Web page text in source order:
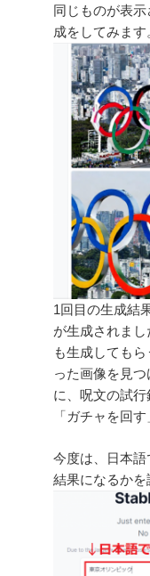
同じものが表
成をしてみます
1回目の生成結
が生成されま
も生成しても
った画像を見
に、呪文の試
「ガチャを回
今度は、日本
結果になるかを